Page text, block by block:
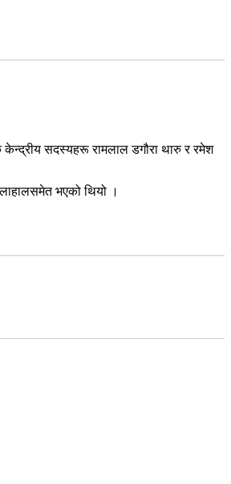
केन्द्रीय सदस्यहरू रामलाल डगौरा थारु र रमेश
भएको थियो ।